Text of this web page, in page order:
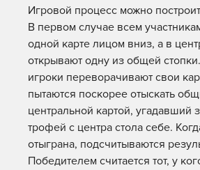
Игровой процесс можно
В первом случае всем
одной карте лицом вниз, а в
открывают одну из общей
игроки переворачивают свои
пытаются поскорее отыскать
центральной картой, угадавший
трофей с центра стола себе.
отыграна, подсчитываются
Победителем считается тот, у